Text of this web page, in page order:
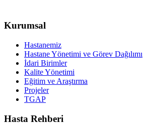
Kurumsal
Hastanemiz
Hastane Yönetimi ve Görev Dağılımı
İdari Birimler
Kalite Yönetimi
Eğitim ve Araştırma
Projeler
TGAP
Hasta Rehberi